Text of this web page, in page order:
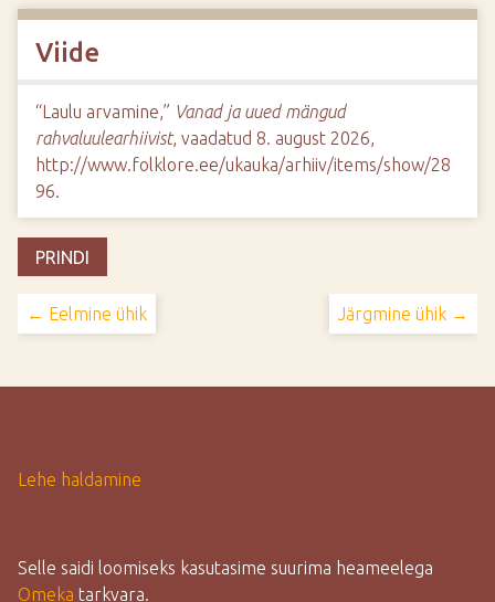
Viide
“Laulu arvamine,” Vanad ja uued mängud
rahvaluulearhiivist, vaadatud 8. august 2026,
http://www.folklore.ee/ukauka/arhiiv/items/show/28
96.
PRINDI
← Eelmine ühik Järgmine ühik →
Lehe haldamine
Selle saidi loomiseks kasutasime suurima heameelega
Omeka tarkvara.